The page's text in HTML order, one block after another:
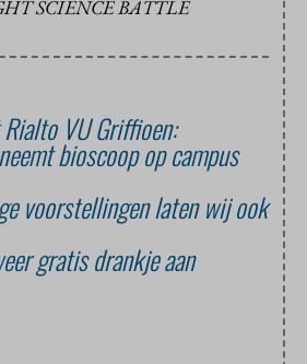
SCIENCE BATTLE
VU Griffioen:
bioscoop op campus
voorstellingen laten wij ook
gratis drankje aan